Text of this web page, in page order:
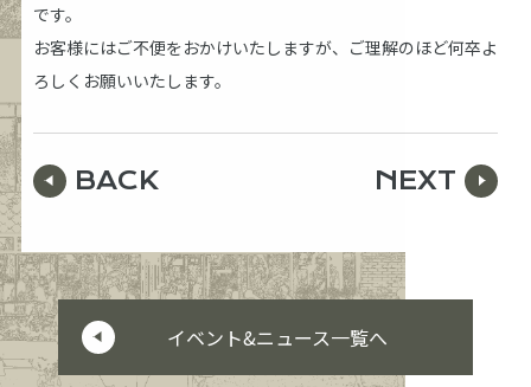
です。
お客様にはご不便をおかけいたしますが、ご理解のほど何卒よ
ろしくお願いいたします。
BACK NEXT
イベント&ニュース一覧へ